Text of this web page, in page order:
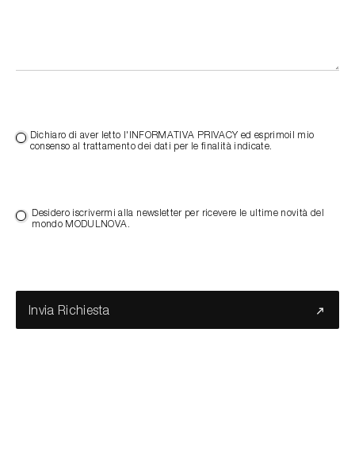
Dichiaro di aver letto l'INFORMATIVA PRIVACY ed esprimoil mio
consenso al trattamento dei dati per le finalità indicate.
Desidero iscrivermi alla newsletter per ricevere le ultime novità del
mondo MODULNOVA.
Invia Richiesta